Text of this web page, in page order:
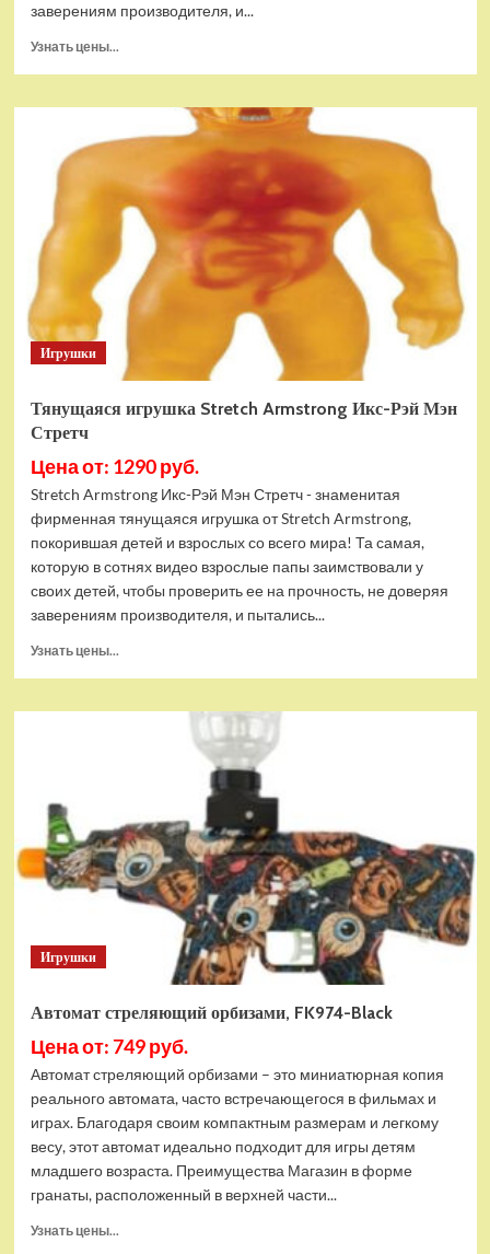
заверениям производителя, и...
Узнать цены...
Тянущаяся
Stretch
Armstrong
Мини-
Скуби-
Ду
Стретч
Игрушки
Тянущаяся игрушка Stretch Armstrong Икс-Рэй Мэн
Стретч
Цена от: 1290 руб.
Stretch Armstrong Икс-Рэй Мэн Стретч - знаменитая
фирменная тянущаяся игрушка от Stretch Armstrong,
покорившая детей и взрослых со всего мира! Та самая,
которую в сотнях видео взрослые папы заимствовали у
своих детей, чтобы проверить ее на прочность, не доверяя
заверениям производителя, и пытались...
Узнать цены...
Тянущаяся
Мэн
Стретч
Игрушки
Автомат стреляющий орбизами, FK974-Black
Цена от: 749 руб.
Автомат стреляющий орбизами – это миниатюрная копия
реального автомата, часто встречающегося в фильмах и
играх. Благодаря своим компактным размерам и легкому
весу, этот автомат идеально подходит для игры детям
младшего возраста. Преимущества Магазин в форме
гранаты, расположенный в верхней части...
Узнать цены...